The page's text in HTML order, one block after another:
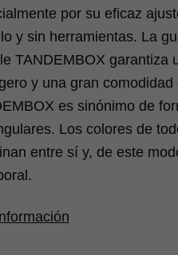
por su eficaz
y sin herramientas. La
TANDEMBOX garantiza
y una gran comodidad
es sinónimo de
Los colores de
entre sí y, de este